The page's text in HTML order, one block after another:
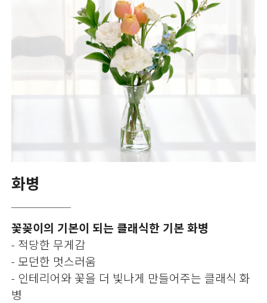
화병
꽃꽂이의 기본이 되는 클래식한 기본 화병
- 적당한 무게감
- 모던한 멋스러움
- 인테리어와 꽃을 더 빛나게 만들어주는 클래식 화
병